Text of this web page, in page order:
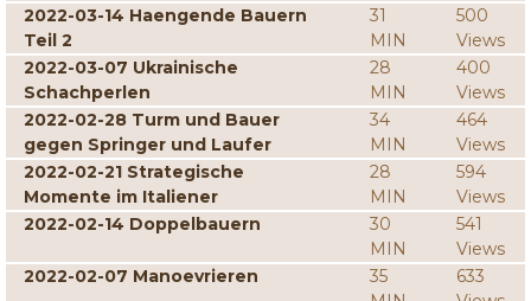
2022-03-14 Haengende Bauern
Teil 2
31
MIN
500
Views
2022-03-07 Ukrainische
Schachperlen
28
MIN
400
Views
2022-02-28 Turm und Bauer
gegen Springer und Laufer
34
MIN
464
Views
2022-02-21 Strategische
Momente im Italiener
28
MIN
594
Views
2022-02-14 Doppelbauern
30
MIN
541
Views
2022-02-07 Manoevrieren
35
633